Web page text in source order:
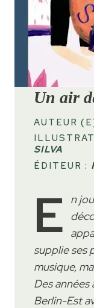
Un air
AUTEUR
SILVA
ÉDITEUR :
E
n
supplie ses
musique,
Des années
Berlin-Est